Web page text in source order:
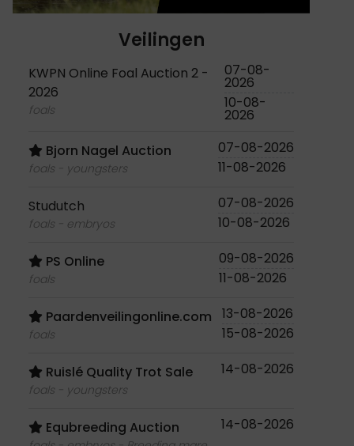
Veilingen
KWPN Online Foal Auction 2 -
2026
foals
07-08-
2026
10-08-
2026
Bjorn Nagel Auction
foals - youngsters
07-08-2026
11-08-2026
Studutch
foals - embryos
07-08-2026
10-08-2026
PS Online
foals
09-08-2026
11-08-2026
Paardenveilingonline.com
foals
13-08-2026
15-08-2026
Ruislé Quality Trot Sale
foals - youngsters
14-08-2026
Equbreeding Auction 14-08-2026